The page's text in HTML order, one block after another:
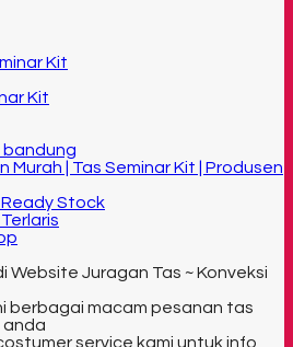
Kit
Kit
bandung
Murah | Tas Seminar Kit | Produsen
Ready Stock
Website Juragan Tas ~ Konveksi
berbagai macam pesanan tas
anda
service kami untuk info